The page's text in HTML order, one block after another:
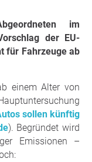
im
der EU-
für Fahrzeuge ab
einem Alter von
sollen künftig
). Begründet wird
Emissionen –